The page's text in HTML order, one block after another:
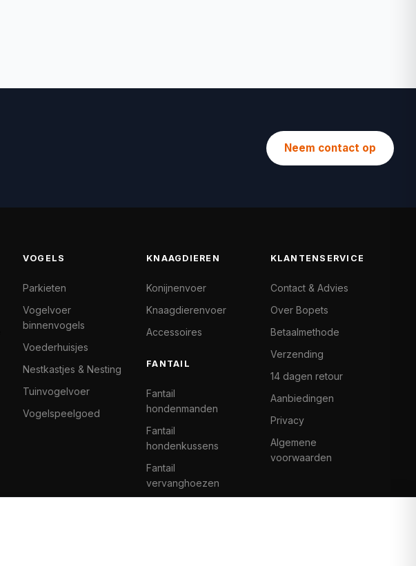
Neem contact op
VOGELS
Parkieten
Vogelvoer
binnenvogels
Voederhuisjes
Nestkastjes & Nesting
Tuinvogelvoer
Vogelspeelgoed
KNAAGDIEREN
Konijnenvoer
Knaagdierenvoer
Accessoires
FANTAIL
Fantail
hondenmanden
Fantail
hondenkussens
Fantail
vervanghoezen
KLANTENSERVICE
Contact & Advies
Over Bopets
Betaalmethode
Verzending
14 dagen retour
Aanbiedingen
Privacy
Algemene
voorwaarden